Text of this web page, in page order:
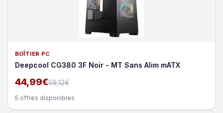
BOÎTIER PC
Deepcool CG380 3F Noir - MT Sans Alim mATX
44,99€59,12€
5 offres disponibles